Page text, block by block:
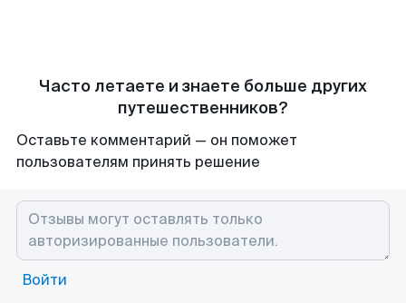
Часто летаете и знаете больше других
путешественников?
Оставьте комментарий — он поможет
пользователям принять решение
Войти